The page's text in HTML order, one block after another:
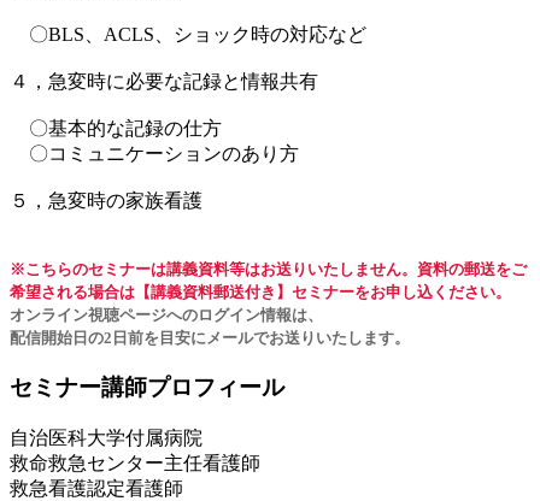
〇BLS、ACLS、ショック時の対応など
４，急変時に必要な記録と情報共有
〇基本的な記録の仕方
〇コミュニケーションのあり方
５，急変時の家族看護
※こちらのセミナーは講義資料等はお送りいたしません。資料の郵送をご
希望される場合は【講義資料郵送付き】セミナーをお申し込ください。
オンライン視聴ページへのログイン情報は、
配信開始日の2日前を目安にメールでお送りいたします。
セミナー講師プロフィール
自治医科大学付属病院
救命救急センター主任看護師
救急看護認定看護師